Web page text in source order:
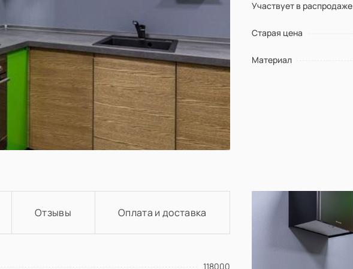
Материал
PET
Участвует в распродаже
Старая цена
Материал
Отзывы Оплата и доставка
118000